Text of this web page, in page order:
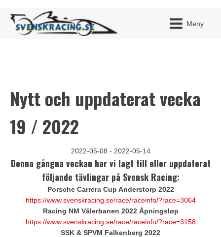
Meny
BLI
MITT
Nytt och uppdaterat vecka
19 / 2022
2022-05-08 - 2022-05-14
Denna gångna veckan har vi lagt till eller uppdaterat
följande tävlingar på Svensk Racing:
Porsche Carrera Cup Anderstorp 2022
https://www.svenskracing.se/race/raceinfo/?race=3064
Racing NM Vålerbanen 2022 Åpningsløp
https://www.svenskracing.se/race/raceinfo/?race=3158
SSK & SPVM Falkenberg 2022